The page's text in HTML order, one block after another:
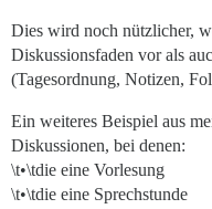
Dies wird noch nützlicher,
Diskussionsfaden vor als
(Tagesordnung, Notizen,
Ein weiteres Beispiel aus
Diskussionen, bei denen:
\t•\tdie eine Vorlesung
\t•\tdie eine Sprechstunde